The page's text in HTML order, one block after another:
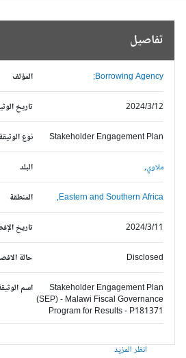
تفاصيل
المؤلف Borrowing Agency;
تاريخ الوثيقة 2024/3/12
نوع الوثيقة Stakeholder Engagement Plan
البلد ملاوي,
المنطقة Eastern and Southern Africa,
تاريخ الإفصاح 2024/3/11
حالة الافصاح Disclosed
اسم الوثيقة
Stakeholder Engagement Plan
(SEP) - Malawi Fiscal Governance
Program for Results - P181371
انظر المزيد